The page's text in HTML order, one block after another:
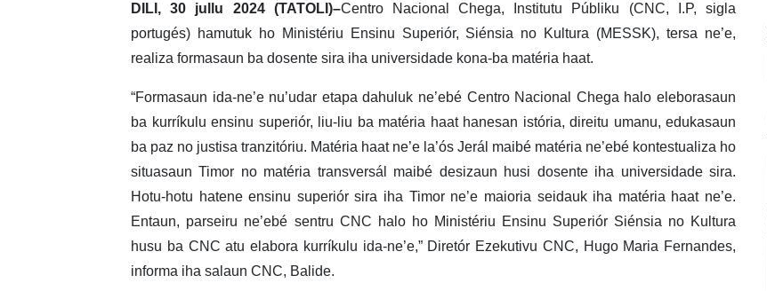
DILI, 30 jullu 2024 (TATOLI)–Centro Nacional Chega, Institutu Públiku (CNC, I.P, sigla
portugés) hamutuk ho Ministériu Ensinu Superiór, Siénsia no Kultura (MESSK), tersa ne’e,
realiza formasaun ba dosente sira iha universidade kona-ba matéria haat.
“Formasaun ida-ne’e nu’udar etapa dahuluk ne’ebé Centro Nacional Chega halo eleborasaun
ba kurríkulu ensinu superiór, liu-liu ba matéria haat hanesan istória, direitu umanu, edukasaun
ba paz no justisa tranzitóriu. Matéria haat ne’e la’ós Jerál maibé matéria ne’ebé kontestualiza ho
situasaun Timor no matéria transversál maibé desizaun husi dosente iha universidade sira.
Hotu-hotu hatene ensinu superiór sira iha Timor ne’e maioria seidauk iha matéria haat ne’e.
Entaun, parseiru ne’ebé sentru CNC halo ho Ministériu Ensinu Superiór Siénsia no Kultura
husu ba CNC atu elabora kurríkulu ida-ne’e,” Diretór Ezekutivu CNC, Hugo Maria Fernandes,
informa iha salaun CNC, Balide.